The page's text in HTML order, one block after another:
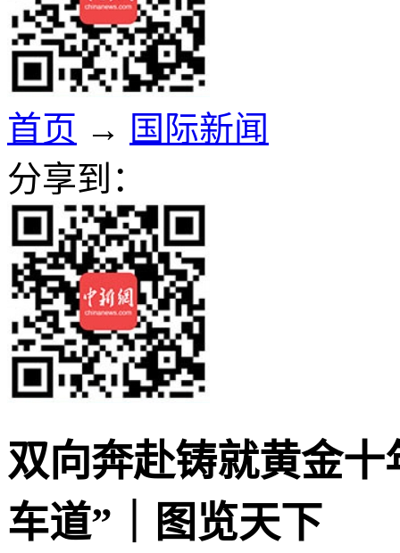
首页 → 国际新闻
分享到：
双向奔赴铸就黄金
车道”｜图览天下